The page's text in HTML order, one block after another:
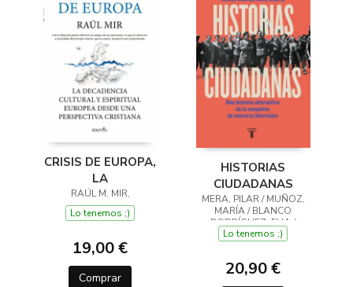
CRISIS DE EUROPA,
LA
RAÚL M. MIR,
Lo tenemos ;)
19,00 €
Comprar
HISTORIAS
CIUDADANAS
MERA, PILAR / MUÑOZ,
MARÍA / BLANCO
RODRÍGUEZ, ELIA /
CAMINO RODRÍGUEZ,
Lo tenemos ;)
20,90 €